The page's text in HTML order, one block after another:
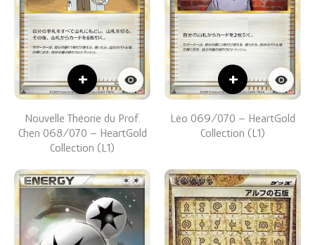
+
Nouvelle Théorie du Prof.
Chen 068/070 – HeartGold
Collection (L1)
+
Léo 069/070 – HeartGold
Collection (L1)